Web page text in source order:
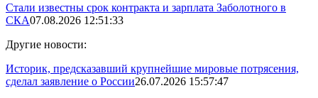
Стали известны срок контракта и зарплата Заболотного в
СКА07.08.2026 12:51:33
Другие новости:
Историк, предсказавший крупнейшие мировые потрясения,
сделал заявление о России26.07.2026 15:57:47